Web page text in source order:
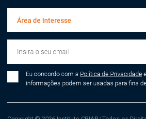
Área de Interesse
Eu concordo com a Política de Privacidade
informações podem ser usadas para fins